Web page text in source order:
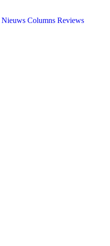
Nieuws Columns Reviews